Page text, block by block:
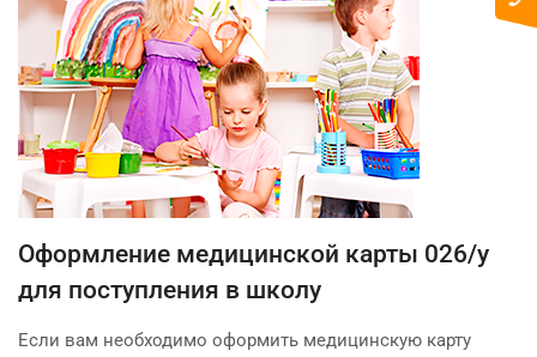
Оформление медицинской карты 026/у
для поступления в школу
Если вам необходимо оформить медицинскую карту